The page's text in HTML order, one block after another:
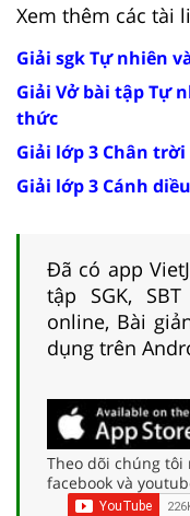
Xem thêm các tài
Giải sgk Tự nhiên
Giải Vở bài tập Tự
thức
Giải lớp 3 Chân
Giải lớp 3 Cánh
Đã có app
tập SGK,
online, Bài
dụng trên
Theo dõi chúng
facebook và